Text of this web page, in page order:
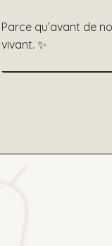
Parce qu’avant de
vivant. ✨